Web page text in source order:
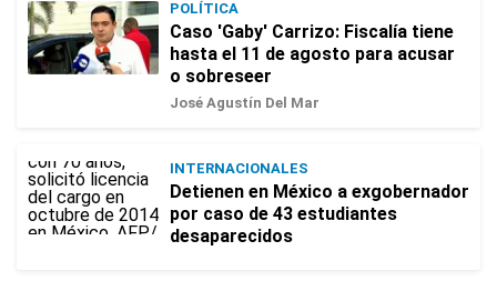
POLÍTICA
Caso 'Gaby' Carrizo: Fiscalía tiene
hasta el 11 de agosto para acusar
o sobreseer
José Agustín Del Mar
INTERNACIONALES
Detienen en México a exgobernador
por caso de 43 estudiantes
desaparecidos